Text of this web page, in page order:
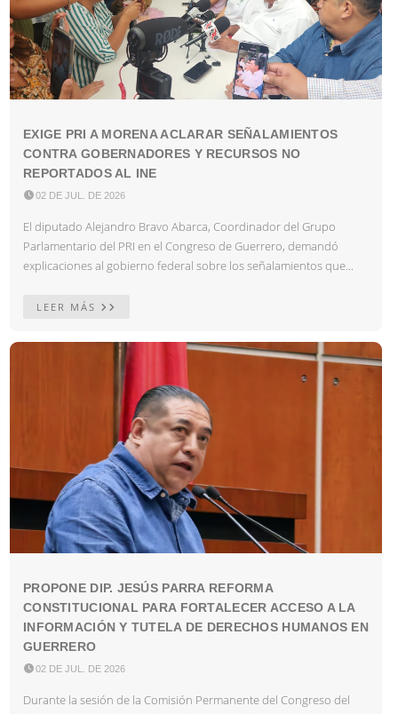
EXIGE PRI A MORENA ACLARAR SEÑALAMIENTOS
CONTRA GOBERNADORES Y RECURSOS NO
REPORTADOS AL INE
02 DE JUL. DE 2026
El diputado Alejandro Bravo Abarca, Coordinador del Grupo
Parlamentario del PRI en el Congreso de Guerrero, demandó
explicaciones al gobierno federal sobre los señalamientos que...
LEER MÁS
PROPONE DIP. JESÚS PARRA REFORMA
CONSTITUCIONAL PARA FORTALECER ACCESO A LA
INFORMACIÓN Y TUTELA DE DERECHOS HUMANOS EN
GUERRERO
02 DE JUL. DE 2026
Durante la sesión de la Comisión Permanente del Congreso del